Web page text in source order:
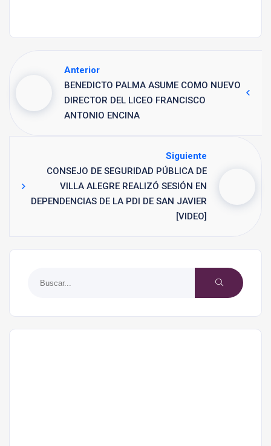
Anterior
BENEDICTO PALMA ASUME COMO NUEVO
DIRECTOR DEL LICEO FRANCISCO
ANTONIO ENCINA
Siguiente
CONSEJO DE SEGURIDAD PÚBLICA DE
VILLA ALEGRE REALIZÓ SESIÓN EN
DEPENDENCIAS DE LA PDI DE SAN JAVIER
[VIDEO]